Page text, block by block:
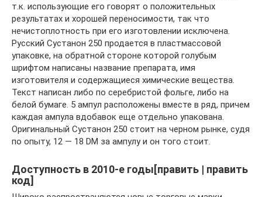
т.к. использующие его говорят о положительных
результатах и хорошей переносимости, так что
нечистоплотность при его изготовлении исключена.
Русский Сустанон 250 продается в пластмассовой
упаковке, на обратной стороне которой голубым
шрифтом написаны название препарата, имя
изготовителя и содержащиеся химические вещества.
Текст написан либо по серебристой фольге, либо на
белой бумаге. 5 ампул расположены вместе в ряд, причем
каждая ампула вдобавок еще отдельно упакована.
Оригинальный Сустанон 250 стоит на черном рынке, судя
по опыту, 12 — 18 DM за ампулу и он того стоит.
Доступность в 2010-е годы[править | править
код]